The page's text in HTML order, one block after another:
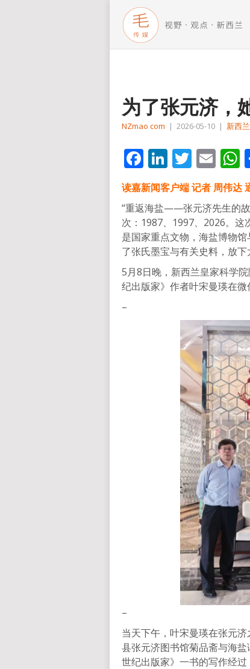
为了张元济，
NZmao com | 2026-05-10 | 新西兰
Facebook
LinkedIn
读嘉新闻客户端 记者 周伟达
“重返海盐——张元济先生的
次：1987、1997、2026。这
是国家重点文物，海盐博物
了张氏墨宝与有关史料，放下
5月8日晚，新西兰皇家科学
纪出版家》作者叶宋曼瑛在微
–
–
当天下午，叶宋曼瑛在张元
县张元济图书馆菊品斋与海
世纪出版家》一书的写作经